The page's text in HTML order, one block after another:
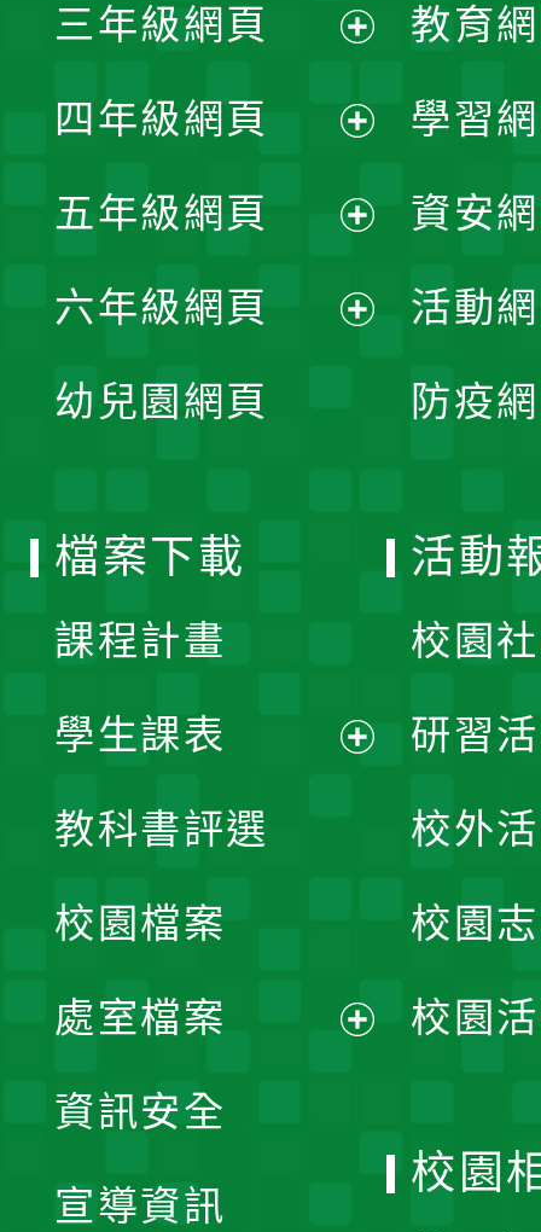
選
單
開
選
單
三年級網頁
開
選
單
四年級網頁
開
選
五年級網頁
開
六年級網頁
幼兒園網頁
教育
學習
資安
活動
防疫
檔案下載
課程計畫
學生課表
單
教科書評選
校園檔案
處室檔案
資訊安全
宣導資訊
活動
校園
研習
校外
校園
校園
校園